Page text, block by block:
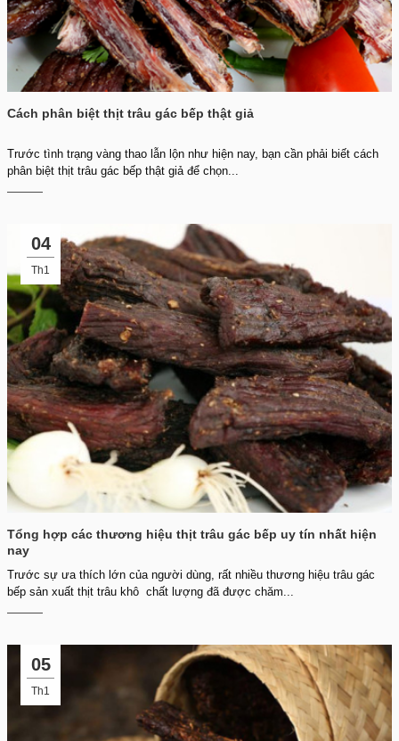
Cách phân biệt thịt trâu gác bếp thật giả
Trước tình trạng vàng thao lẫn lộn như hiện nay, bạn cần phải biết cách
phân biệt thịt trâu gác bếp thật giả để chọn...
04
Th1
Tổng hợp các thương hiệu thịt trâu gác bếp uy tín nhất hiện
nay
Trước sự ưa thích lớn của người dùng, rất nhiều thương hiệu trâu gác
bếp sản xuất thịt trâu khô chất lượng đã được chăm...
05
Th1